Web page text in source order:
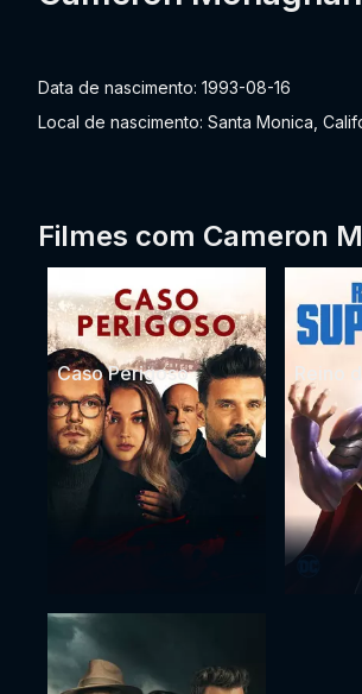
Data de nascimento: 1993-08-16
Local de nascimento: Santa Monica,
Filmes com Cameron
Caso Perigoso Reino